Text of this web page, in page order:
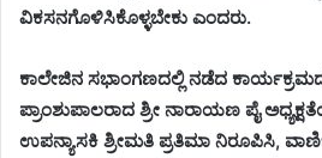
ವಿಕಸನಗೊಳಿಸಿಕೊಳ್ಳಬೇಕು ಎಂದರು.
ಕಾಲೇಜಿನ ಸಭಾಂಗಣದಲ್ಲಿ ನಡೆದ
ಪ್ರಾಂಶುಪಾಲರಾದ ಶ್ರೀ ನಾರಾಯಣ ಪೈ
ಉಪನ್ಯಾಸಕಿ ಶ್ರೀಮತಿ ಪ್ರತಿಮಾ ನಿರೂಪಿಸಿ,